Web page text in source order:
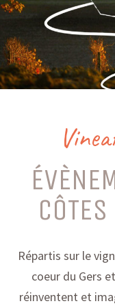
Répartis sur le
coeur du Gers
réinventent et